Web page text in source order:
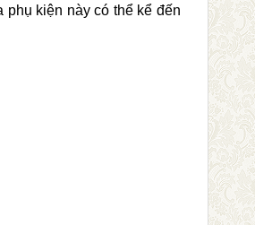
phụ kiện này có thể kể đến